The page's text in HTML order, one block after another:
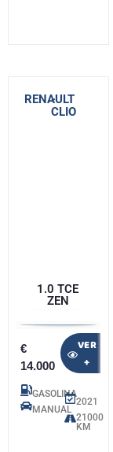
RENAULT
-
CLIO
1.0 TCE
ZEN
€
14.000
VER
+
GASOLINA
MANUAL
2021
21000
KM